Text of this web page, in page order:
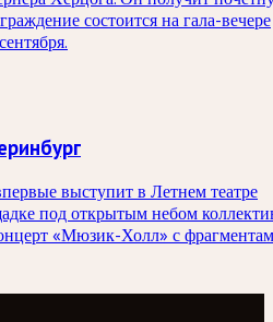
состоится на гала-вечере
выступит в Летнем театре
под открытым небом
«Мюзик-Холл» с